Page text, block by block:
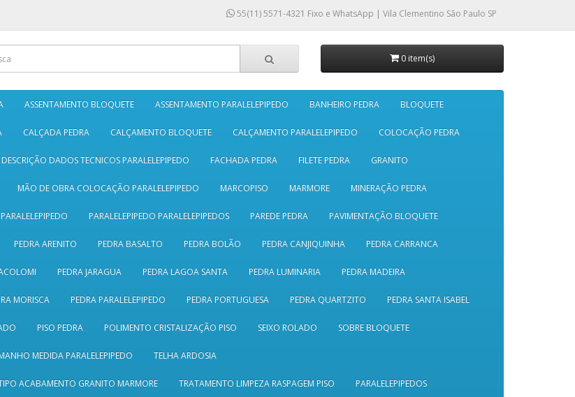
55(11) 5571-4321 Fixo e WhatsApp | Vila Clementino São Paulo SP
0 item(s)
ASSENTAMENTO BLOQUETE ASSENTAMENTO PARALELEPIPEDO BANHEIRO PEDRA BLOQUETE
CALÇADA PEDRA CALÇAMENTO BLOQUETE CALÇAMENTO PARALELEPIPEDO COLOCAÇÃO PEDRA
DESCRIÇÃO DADOS TECNICOS PARALELEPIPEDO FACHADA PEDRA FILETE PEDRA GRANITO
MÃO DE OBRA COLOCAÇÃO PARALELEPIPEDO MARCOPISO MARMORE MINERAÇÃO PEDRA
PARALELEPIPEDO PARALELEPIPEDO PARALELEPIPEDOS PAREDE PEDRA PAVIMENTAÇÃO BLOQUETE
PEDRA ARENITO PEDRA BASALTO PEDRA BOLÃO PEDRA CANJIQUINHA PEDRA CARRANCA
PEDRA JARAGUA PEDRA LAGOA SANTA PEDRA LUMINARIA PEDRA MADEIRA
MORISCA PEDRA PARALELEPIPEDO PEDRA PORTUGUESA PEDRA QUARTZITO PEDRA SANTA ISABEL
PISO PEDRA POLIMENTO CRISTALIZAÇÃO PISO SEIXO ROLADO SOBRE BLOQUETE
MEDIDA PARALELEPIPEDO TELHA ARDOSIA
ACABAMENTO GRANITO MARMORE TRATAMENTO LIMPEZA RASPAGEM PISO PARALELEPIPEDOS